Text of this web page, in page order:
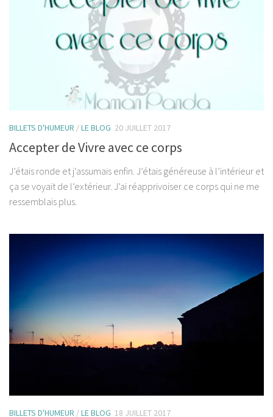
BILLETS D'HUMEUR /LE BLOG 20 JUILLET 2017
Accepter de Vivre avec ce corps
J’étais ronde et j’assumais enfin. J’étais généreuse à l’intérieur et
ça se voyait de l’extérieur. J’ai réapprivoiser ce corps qui ne me
ressemblais plus.
BILLETS D'HUMEUR /LE BLOG 18 JUILLET 2017